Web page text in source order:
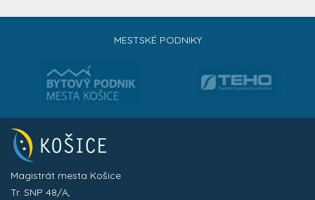
MESTSKÉ PODNIKY
Magistrát mesta Košice
Tr. SNP 48/A,